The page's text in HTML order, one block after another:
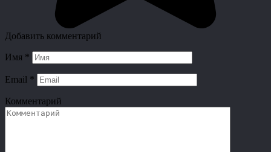
Добавить комментарий
Имя *
Email *
Комментарий